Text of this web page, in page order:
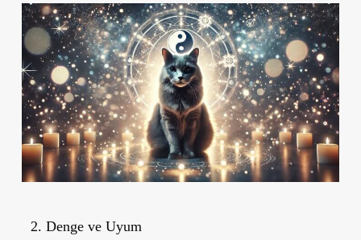
Denge ve Uyum